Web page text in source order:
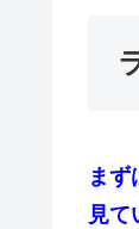
まず
見て